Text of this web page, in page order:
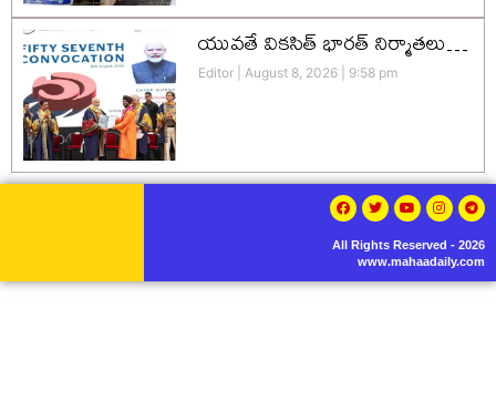
యువతే వికసిత్‌ భారత్‌ నిర్మాతలు…
Editor August 8, 2026 9:58 pm
All Rights Reserved - 2026
www.mahaadaily.com